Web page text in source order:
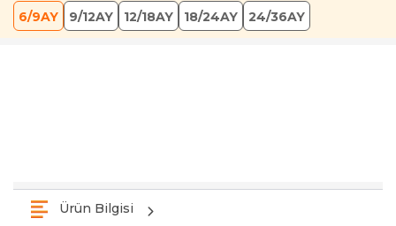
6/9AY 9/12AY 12/18AY 18/24AY 24/36AY
Ürün Bilgisi